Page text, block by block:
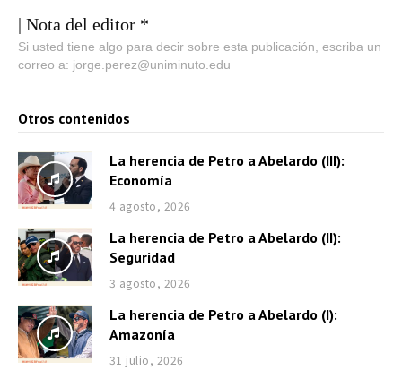
| Nota del editor *
Si usted tiene algo para decir sobre esta publicación, escriba un
correo a: jorge.perez@uniminuto.edu
Otros contenidos
La herencia de Petro a Abelardo (III):
Economía
4 agosto, 2026
La herencia de Petro a Abelardo (II):
Seguridad
3 agosto, 2026
La herencia de Petro a Abelardo (I):
Amazonía
31 julio, 2026